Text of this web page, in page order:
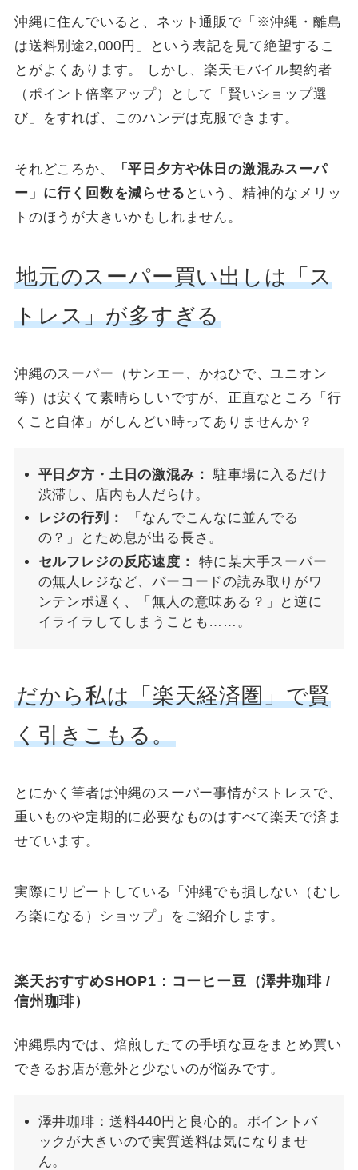
沖縄に住んでいると、ネット通販で「※沖縄・離島
は送料別途2,000円」という表記を見て絶望するこ
とがよくあります。 しかし、楽天モバイル契約者
（ポイント倍率アップ）として「賢いショップ選
び」をすれば、このハンデは克服できます。
それどころか、
「平日夕方や休日の激混みスーパ
ー」に行く回数を減らせる という、精神的なメリッ
トのほうが大きいかもしれません。
地元のスーパー買い出しは「ス
トレス」が多すぎる
沖縄のスーパー（サンエー、かねひで、ユニオン
等）は安くて素晴らしいですが、正直なところ「行
くこと自体」がしんどい時ってありませんか？
平日夕方・土日の激混み： 駐車場に入るだけ
渋滞し、店内も人だらけ。
レジの行列：
「なんでこんなに並んでる
の？」とため息が出る長さ。
セルフレジの反応速度：
特に某大手スーパー
の無人レジなど、バーコードの読み取りがワ
ンテンポ遅く、「無人の意味ある？」と逆に
イライラしてしまうことも……。
だから私は「楽天経済圏」で賢
く引きこもる。
とにかく筆者は沖縄のスーパー事情がストレスで、
重いものや定期的に必要なものはすべて楽天で済ま
せています。
実際にリピートしている「沖縄でも損しない（むし
ろ楽になる）ショップ」をご紹介します。
楽天おすすめSHOP1：コーヒー豆（澤井珈琲 /
信州珈琲）
沖縄県内では、焙煎したての手頃な豆をまとめ買い
できるお店が意外と少ないのが悩みです。
澤井珈琲：送料440円と良心的。ポイントバ
ックが大きいので実質送料は気になりませ
ん。